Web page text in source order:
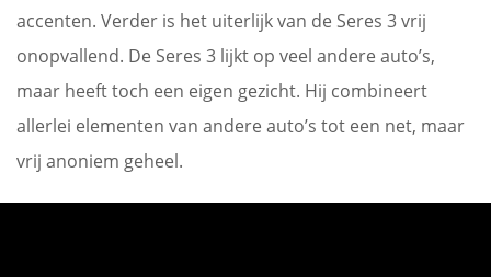
accenten. Verder is het uiterlijk van de Seres 3 vrij
onopvallend. De Seres 3 lijkt op veel andere auto’s,
maar heeft toch een eigen gezicht. Hij combineert
allerlei elementen van andere auto’s tot een net, maar
vrij anoniem geheel.